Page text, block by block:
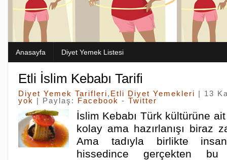
Anasayfa Diyet Yemek Listesi
Etli İslim Kebabı Tarifi
Diyet Yemek Tarifleri, Etli Diyet Yemekleri
| 13
yok
| Paylaş: Facebook - Twitter
İslim Kebabı Türk kültürüne
kolay ama hazırlanışı biraz
Ama tadıyla birlikte
hissedince gerçekten